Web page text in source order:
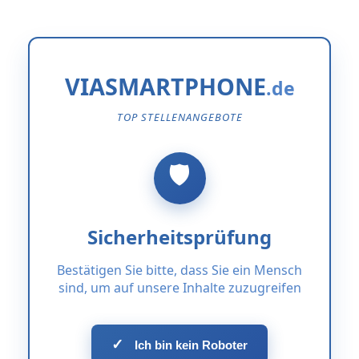
VIASMARTPHONE
TOP STELLENANGEBOTE
Sicherheitsprüfung
Bestätigen Sie bitte, dass Sie ein Mensch
sind, um auf unsere Inhalte zuzugreifen
✓ Ich bin kein Roboter